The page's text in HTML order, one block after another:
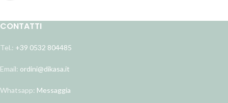
CONTATTI
Tel.: +39 0532 804485
Email: ordini@dikasa.it
Whatsapp: Messaggia